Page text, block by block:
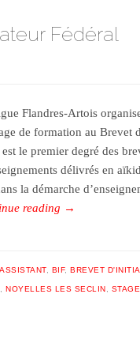
Fédéral
Flandres-Artois
de formation au Brevet
le premier degré des
délivrés en
la démarche
reading →
ASSISTANT, BIF,BREVET
,NOYELLES LES SECLIN